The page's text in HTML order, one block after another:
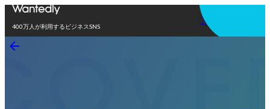
400万人が利用するビジネスSNS
アプリを使う